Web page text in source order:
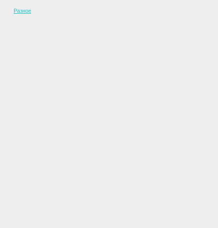
Разное